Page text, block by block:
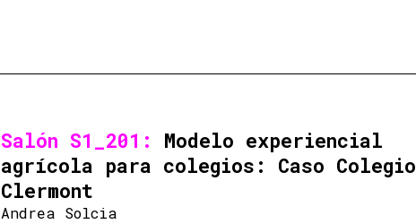
Salón S1_201: Modelo experiencial
agrícola para colegios: Caso Colegio
Clermont
Andrea Solcia